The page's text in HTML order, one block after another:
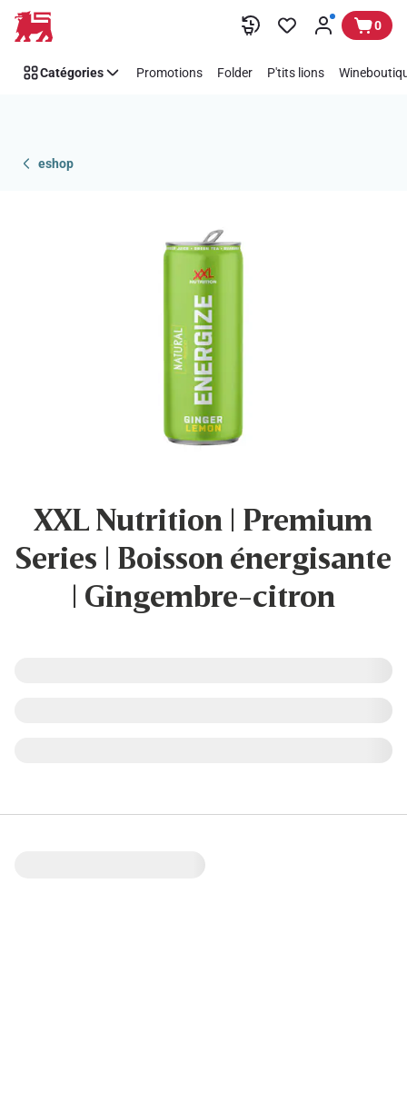
Passer 0
Catégories Promotions Folder P'tits lions
eshop
XXL Nutrition | Premium
Series | Boisson énergisante
| Gingembre-citron